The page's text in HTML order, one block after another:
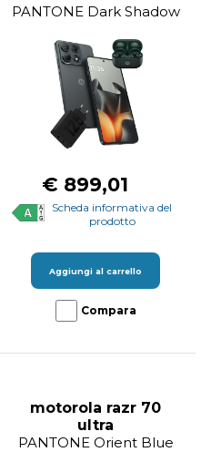
PANTONE Dark Shadow
€ 899,01
Scheda informativa del
prodotto
Aggiungi al carrello
Compara
motorola razr 70
ultra
PANTONE Orient Blue